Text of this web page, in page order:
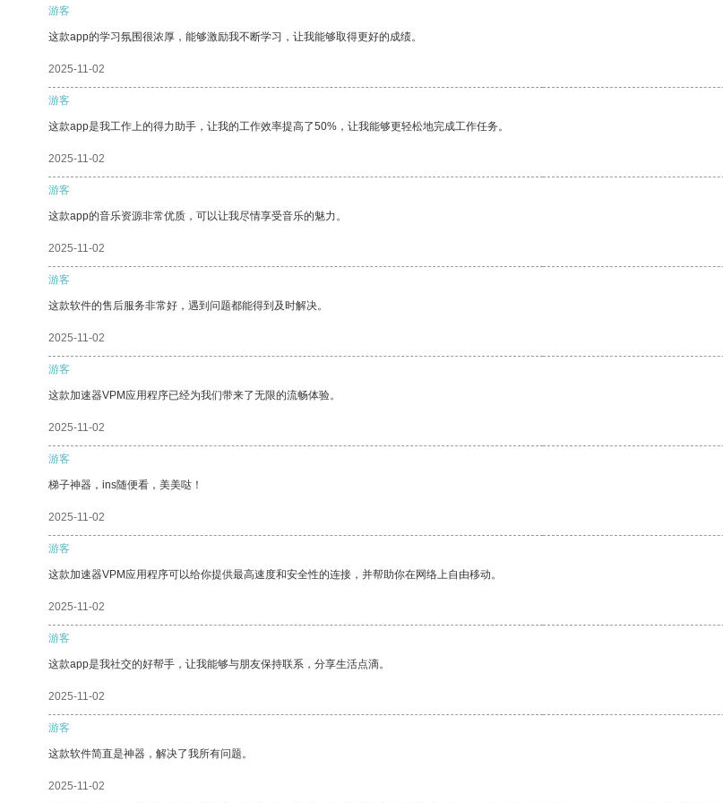
游客
这款app的学习氛围很浓厚，能够激励我不断学习，让我能够取得更好的成绩。
2025-11-02
游客
这款app是我工作上的得力助手，让我的工作效率提高了50%，让我能够更轻松地完成工作任务。
2025-11-02
游客
这款app的音乐资源非常优质，可以让我尽情享受音乐的魅力。
2025-11-02
游客
这款软件的售后服务非常好，遇到问题都能得到及时解决。
2025-11-02
游客
这款加速器VPM应用程序已经为我们带来了无限的流畅体验。
2025-11-02
游客
梯子神器，ins随便看，美美哒！
2025-11-02
游客
这款加速器VPM应用程序可以给你提供最高速度和安全性的连接，并帮助你在网络上自由移动。
2025-11-02
游客
这款app是我社交的好帮手，让我能够与朋友保持联系，分享生活点滴。
2025-11-02
游客
这款软件简直是神器，解决了我所有问题。
2025-11-02